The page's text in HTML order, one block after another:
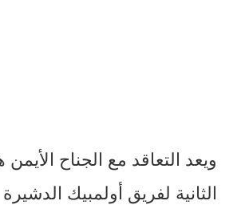
ويعد التعاقد مع الجناح
الثانية لفريق أولمبيك